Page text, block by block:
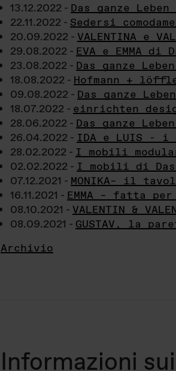
13.12.2022 - Das ganze
22.11.2022 - Sedersi
20.09.2022 - VALENTINA e
29.08.2022 - EVA e EMMA
23.08.2022 - Das ganze
18.08.2022 - Hofmann +
09.08.2022 - Das ganze
18.07.2022 - einrichten
28.06.2022 - Das ganze
26.04.2022 - IDA e LUIS - i
28.02.2022 - I mobili
02.02.2022 - I mobili di Das
07.12.2021 - MONIKA– il
16.11.2021 - EMMA – fatta
08.10.2021 - VALENTIN &
08.09.2021 - GUSTAV, la
Archivio
Informazioni sui